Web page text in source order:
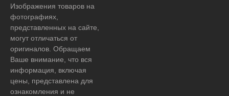
Изображения товаров на
фотографиях,
представленных на сайте,
могут отличаться от
оригиналов. Обращаем
Ваше внимание, что вся
информация, включая
цены, представлена для
ознакомления и не